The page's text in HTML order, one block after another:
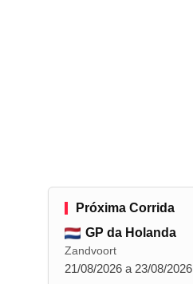
Próxima Corrida
GP da Holanda
Zandvoort
21/08/2026 a 23/08/2026